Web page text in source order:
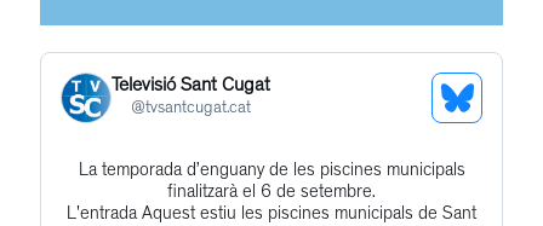
Televisió Sant Cugat
@tvsantcugat.cat
See
Profile
Get
to
La temporada d’enguany de les piscines municipals
finalitzarà el 6 de setembre.
L'entrada Aquest estiu les piscines municipals de Sant